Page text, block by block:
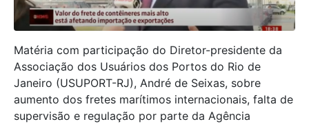
Matéria com participação do Diretor-presidente da
Associação dos Usuários dos Portos do Rio de
Janeiro (USUPORT-RJ), André de Seixas, sobre
aumento dos fretes marítimos internacionais, falta de
supervisão e regulação por parte da Agência